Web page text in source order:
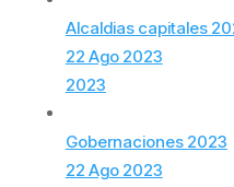
Alcaldias capitales
22 Ago 2023
2023
Gobernaciones 2023
22 Ago 2023